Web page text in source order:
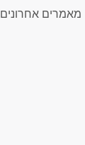
מאמרים אחרונים